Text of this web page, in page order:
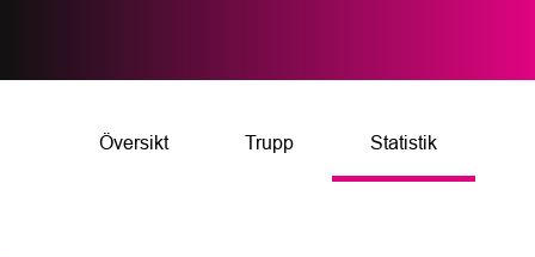
Översikt Trupp Statistik